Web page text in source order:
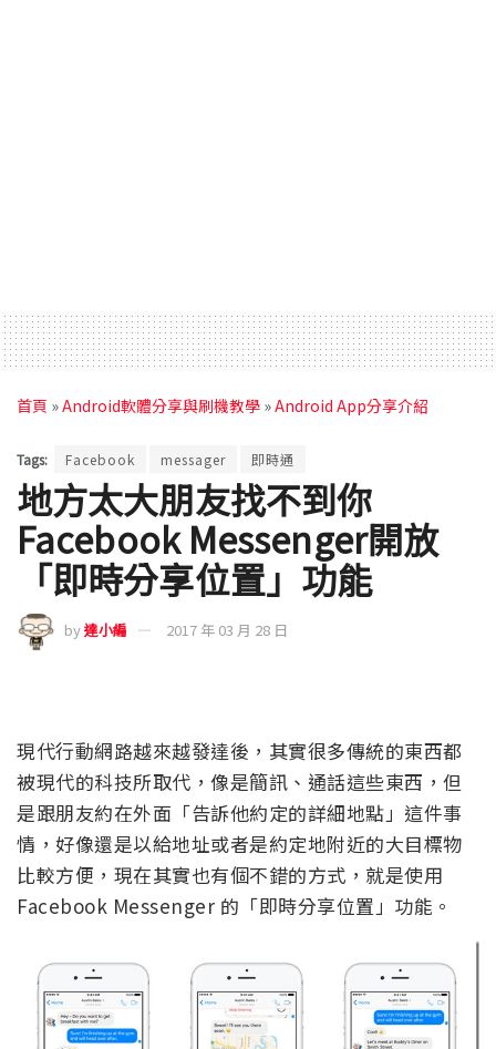
首頁 »Android軟體分享與刷機教學 »Android App分享介紹
Tags: Facebook messager 即時通
地方太大朋友找不到你
Facebook Messenger開放
「即時分享位置」功能
by達小編 2017 年 03 月 28 日
現代行動網路越來越發達後，其實很多傳統的東西都
被現代的科技所取代，像是簡訊、通話這些東西，但
是跟朋友約在外面「告訴他約定的詳細地點」這件事
情，好像還是以給地址或者是約定地附近的大目標物
比較方便，現在其實也有個不錯的方式，就是使用
Facebook Messenger 的「即時分享位置」功能。